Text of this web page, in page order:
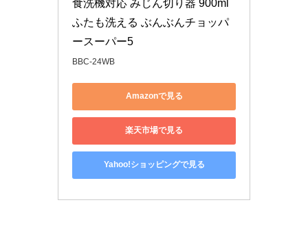
食洗機対応 みじん切り器 900ml
ふたも洗える ぶんぶんチョッパ
ースーパー5
BBC-24WB
Amazonで見る
楽天市場で見る
Yahoo!ショッピングで見る